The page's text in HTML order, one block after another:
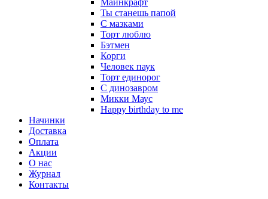
Майнкрафт
Ты станешь папой
С мазками
Торт люблю
Бэтмен
Корги
Человек паук
Торт единорог
С динозавром
Микки Маус
Happy birthday to me
Начинки
Доставка
Оплата
Акции
О нас
Журнал
Контакты